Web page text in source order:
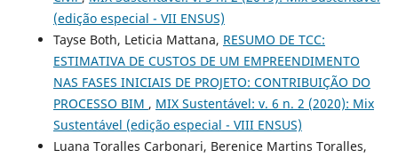
(edição especial - VII ENSUS)
Tayse Both, Leticia Mattana, RESUMO DE TCC:
ESTIMATIVA DE CUSTOS DE UM EMPREENDIMENTO
NAS FASES INICIAIS DE PROJETO: CONTRIBUIÇÃO DO
PROCESSO BIM , MIX Sustentável: v. 6 n. 2 (2020): Mix
Sustentável (edição especial - VIII ENSUS)
Luana Toralles Carbonari, Berenice Martins Toralles,